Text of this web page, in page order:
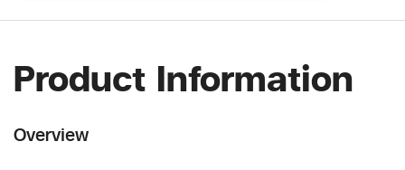
Product Information
Overview